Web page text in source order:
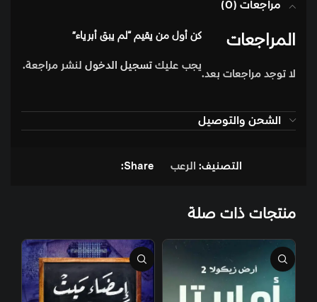
مراجعات (0)
المراجعات
لا توجد مراجعات بعد.
كن أول من يقيم “لم يبق أبرياء”
يجب عليك تسجيل الدخول لنشر مراجعة.
الشحن والتوصيل
التصنيف: الرعب Share:
منتجات ذات صلة